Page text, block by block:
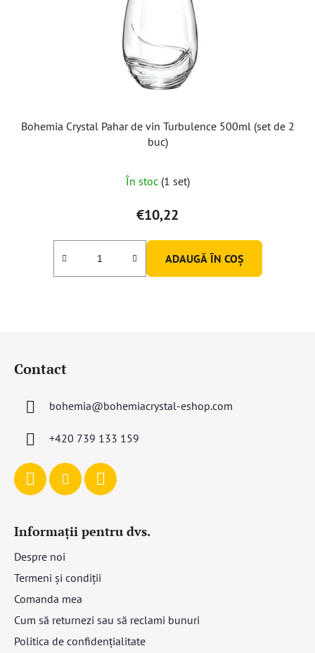
Bohemia Crystal Pahar de vin Turbulence 500ml (set de 2
buc)
medie
a
produsului
este
5,0
În stoc (1 set)
€10,22
ADAUGĂ ÎN COŞ
Contact
bohemia@bohemiacrystal-eshop.com
+420 739 133 159
Informații pentru dvs.
Despre noi
Termeni și condiții
Comanda mea
Cum să returnezi sau să reclami bunuri
Politica de confidențialitate